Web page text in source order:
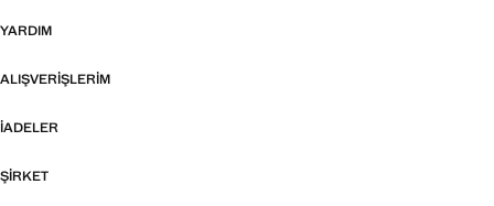
YARDIM
ALIŞVERIŞLERIM
İADELER
ŞIRKET